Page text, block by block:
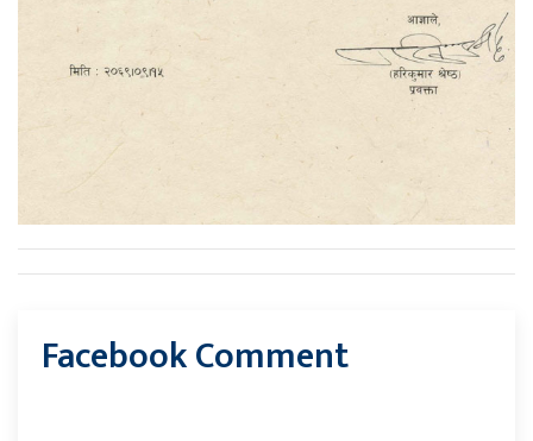
Facebook Comment